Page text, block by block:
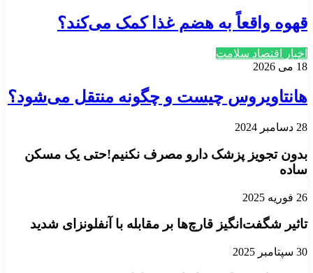
قهوه واقعاً به هضم غذا کمک می‌کند؟
اخبار اقتصاد سلامت
18 می 2026
هانتاویروس چیست و چگونه منتقل می‌شود؟
28 دسامبر 2024
بدون تجویز پزشک دارو مصرف نکنیم!حتی یک مسکن
ساده
26 فوریه 2025
تاثیر شگفت‌انگیز قارچ‌ها بر مقابله با آنفلونزای شدید
30 سپتامبر 2025